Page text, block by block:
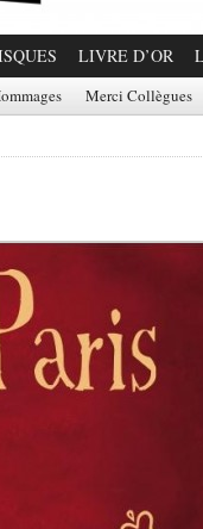
LIVRE D’OR
Merci Collègues